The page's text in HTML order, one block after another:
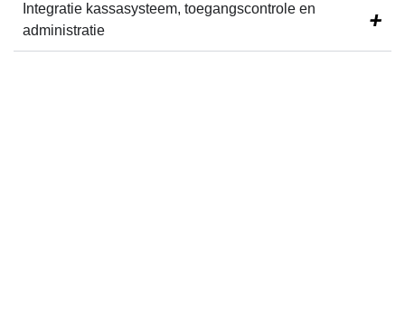
Integratie kassasysteem, toegangscontrole en
administratie